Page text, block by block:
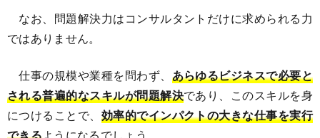
なお、問題解決力はコンサルタントだけに求められる力
ではありません。
仕事の規模や業種を問わず、 あらゆるビジネスで必要と
される普遍的なスキルが問題解決であり、このスキルを身
につけることで、 効率的でインパクトの大きな仕事を実行